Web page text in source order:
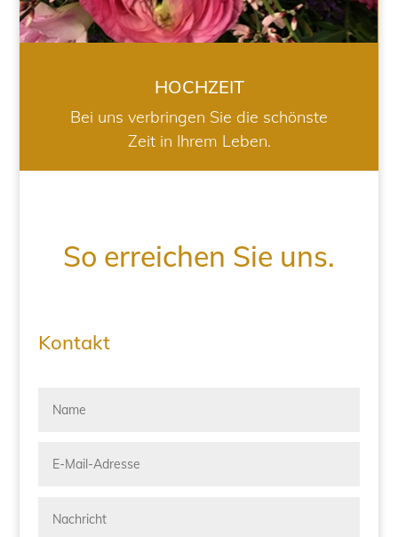
HOCHZEIT
Bei uns verbringen Sie die schönste
Zeit in Ihrem Leben.
So erreichen Sie uns.
Kontakt